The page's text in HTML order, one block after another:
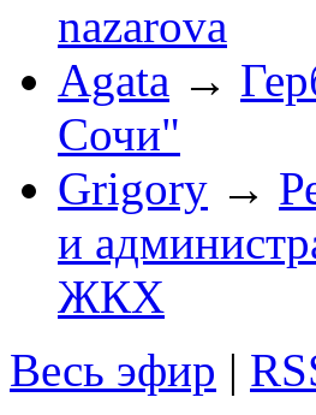
nazarova
Agata →
Сочи"
Grigory →
и
ЖКХ
Весь эфир |